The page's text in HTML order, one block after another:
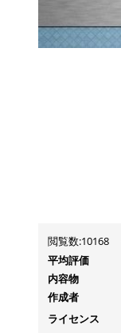
閲覧数:10168
平均評価
内容物
作成者
ライセンス